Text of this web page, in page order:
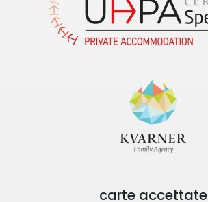
carte accettate